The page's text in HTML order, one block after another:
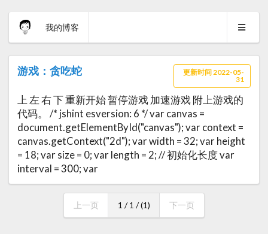
我的博客
游戏：贪吃蛇
更新时间 2022-05-
31
上 左 右 下 重新开始 暂停游戏 加速游戏 附上游戏的
代码。 /* jshint esversion: 6 */ var canvas =
document.getElementById("canvas"); var context =
canvas.getContext("2d"); var width = 32; var height
= 18; var size = 0; var length = 2; // 初始化长度 var
interval = 300; var
上一页 1 / 1 / (1) 下一页